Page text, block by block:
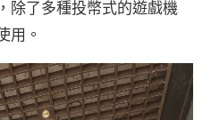
除了多種投幣式的遊戲機
用。